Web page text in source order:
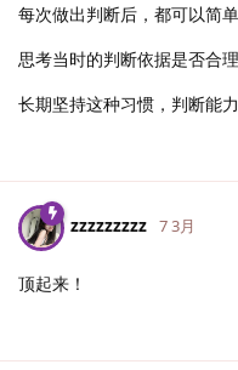
每次做出判断后，都可以简单
思考当时的判断依据是否合
长期坚持这种习惯，判断能
zzzzzzzzz 7 3月
顶起来！